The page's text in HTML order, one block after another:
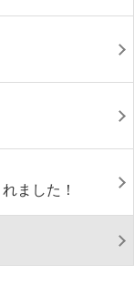
ました！